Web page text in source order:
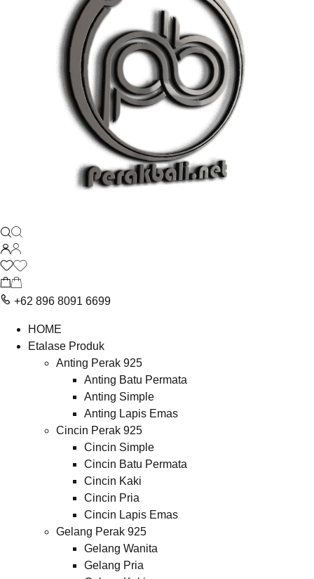
+62 896 8091 6699
HOME
Etalase Produk
Anting Perak 925
Anting Batu Permata
Anting Simple
Anting Lapis Emas
Cincin Perak 925
Cincin Simple
Cincin Batu Permata
Cincin Kaki
Cincin Pria
Cincin Lapis Emas
Gelang Perak 925
Gelang Wanita
Gelang Pria